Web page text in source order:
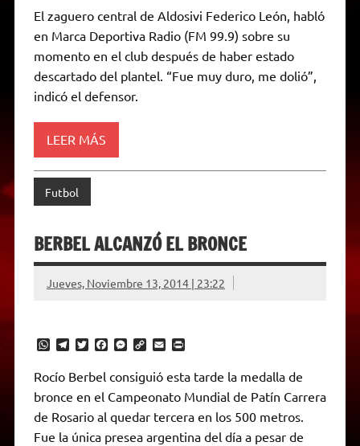
t
s
p
p
e
g
a
m
t
t
r
e
b
o
o
k
s
e
n
g
e
r
p
y
L
n
k
a
i
l
n
t
F
r
i
e
El zaguero central de Aldosivi Federico León, habló
en Marca Deportiva Radio (FM 99.9) sobre su
momento en el club después de haber estado
descartado del plantel. “Fue muy duro, me dolió”,
indicó el defensor.
LEER MÁS
Futbol
BERBEL ALCANZÓ EL BRONCE
Jueves, Noviembre 13, 2014 | 23:22
W
a
t
s
A
p
p
T
l
e
g
a
m
T
i
t
t
r
F
e
b
o
k
M
s
e
g
e
C
y
L
n
k
E
i
l
P
n
t
r
i
Rocío Berbel consiguió esta tarde la medalla de
bronce en el Campeonato Mundial de Patín Carrera
de Rosario al quedar tercera en los 500 metros.
Fue la única presea argentina del día a pesar de